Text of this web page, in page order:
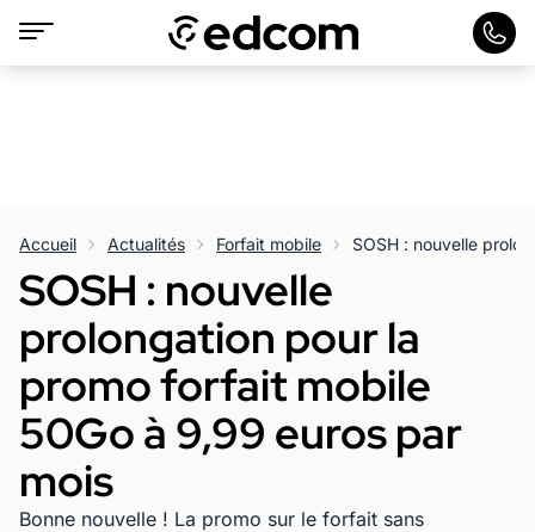
Accueil Actualités Forfait mobile
SOSH : nouvelle
prolongation pour la
promo forfait mobile
50Go à 9,99 euros par
mois
Bonne nouvelle ! La promo sur le forfait sans